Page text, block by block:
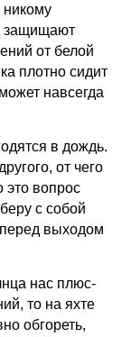
никому
защищают
от белой
плотно сидит
навсегда
в дождь.
от чего
это вопрос
с собой
выходом
нас плюс-
то на яхте
обгореть,